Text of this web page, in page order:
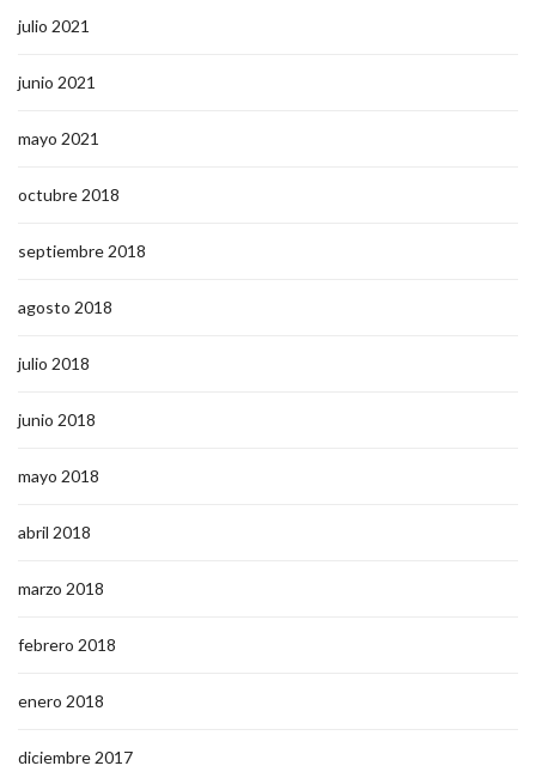
julio 2021
junio 2021
mayo 2021
octubre 2018
septiembre 2018
agosto 2018
julio 2018
junio 2018
mayo 2018
abril 2018
marzo 2018
febrero 2018
enero 2018
diciembre 2017